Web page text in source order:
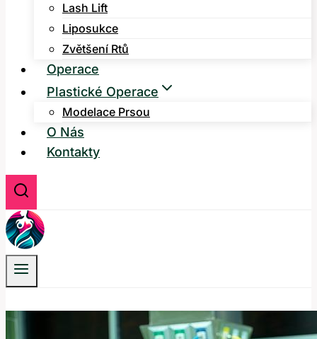
Lash Lift
Liposukce
Zvětšení Rtů
Operace
Plastické Operace
Modelace Prsou
O Nás
Kontakty